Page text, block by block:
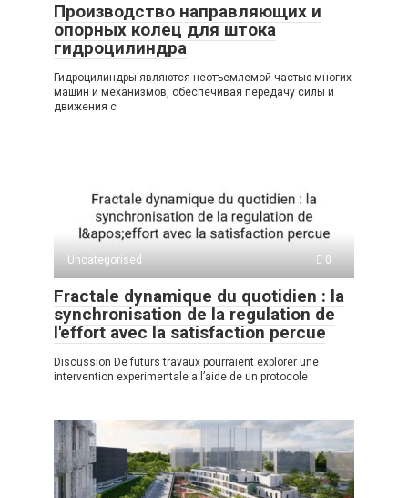
Производство направляющих и
опорных колец для штока
гидроцилиндра
Гидроцилиндры являются неотъемлемой частью многих
машин и механизмов, обеспечивая передачу силы и
движения с
Uncategorised 0
Fractale dynamique du quotidien : la
synchronisation de la regulation de
l'effort avec la satisfaction percue
Discussion De futurs travaux pourraient explorer une
intervention experimentale a l’aide de un protocole